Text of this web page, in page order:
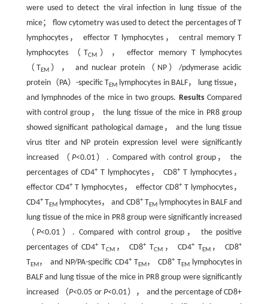
were used to detect the viral infection in lung tissue of the
mice； flow cytometry was used to detect the percentages of T
lymphocytes， effector T lymphocytes， central memory T
lymphocytes （TCM
）， effector memory T lymphocytes
（TEM）， and nuclear protein（NP）/pdymerase acidic
protein（PA）-specific TEM lymphocytes in BALF， lung tissue，
and lymphnodes of the mice in two groups. ResultsCompared
with control group， the lung tissue of the mice in PR8 group
showed significant pathological damage， and the lung tissue
virus titer and NP protein expression level were significantly
increased （ P<0.01）. Compared with control group， the
percentages of CD4+T lymphocytes， CD8+T lymphocytes，
effector CD4+T lymphocytes， effector CD8+T lymphocytes，
CD4+TEMlymphocytes， and CD8+TEMlymphocytes in BALF and
lung tissue of the mice in PR8 group were significantly increased
（P<0.01）. Compared with control group， the positive
percentages of CD4+TCM， CD8+TCM ， CD4+TEM， CD8+
TEM， and NP/PA-specific CD4+TEM， CD8+TEMlymphocytes in
BALF and lung tissue of the mice in PR8 group were significantly
increased （P<0.05 orP<0.01）， and the percentage of CD8+